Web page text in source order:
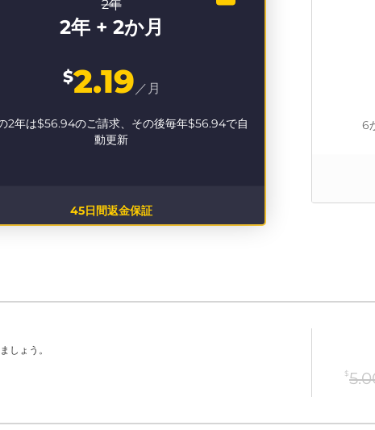
2年
2年 + 2か月
$2.19 ／月
2年は$56.94のご請求、その後毎年$56.94で自
動更新
45日間返金保証
6
しょう。
$